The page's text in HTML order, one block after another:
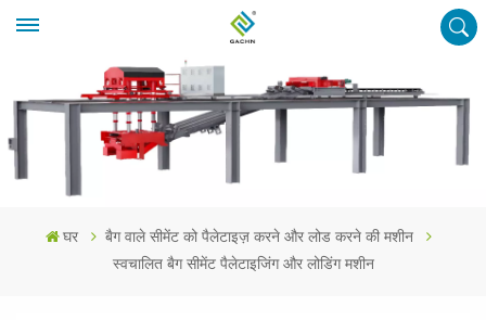
घर
बैग वाले सीमेंट को पैलेटाइज़ करने और लोड करने की मशीन
स्वचालित बैग सीमेंट पैलेटाइजिंग और लोडिंग मशीन